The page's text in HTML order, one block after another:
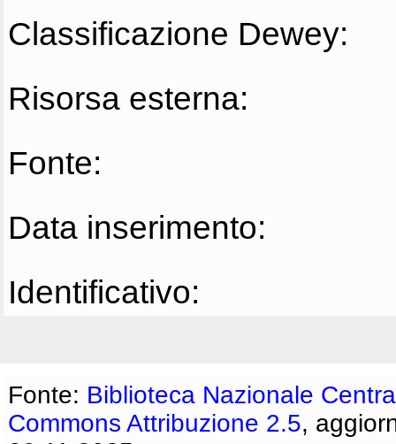
Classificazione Dewey:
Risorsa esterna:
Fonte:
Data inserimento:
Identificativo:
Fonte: Biblioteca Nazionale
Commons Attribuzione 2.5,